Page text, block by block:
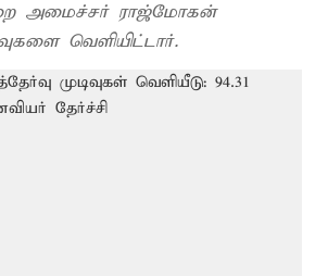
அமைச்சர் ராஜ்மோகன்
வெளியிட்டார்.